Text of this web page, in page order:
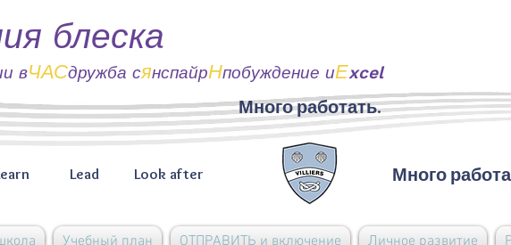
блеска
вЧАСдружба сянспайрНпобуждение иЕxcel
Много
Lead Look after
Много работать.
Учебный план ОТПРАВИТЬ и включение Личное развитие